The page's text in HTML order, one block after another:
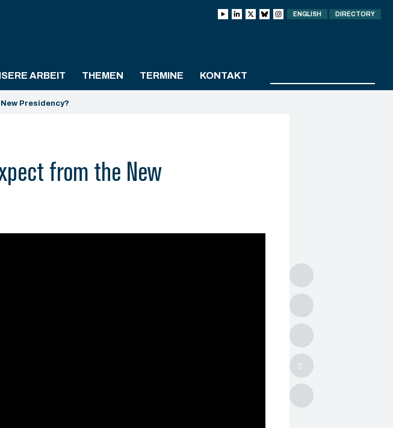
ENGLISH DIRECTORY
ARBEIT THEMEN TERMINE KONTAKT
Presidency?
from the New